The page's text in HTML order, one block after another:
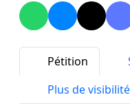
Pétition
Plus de visibilité